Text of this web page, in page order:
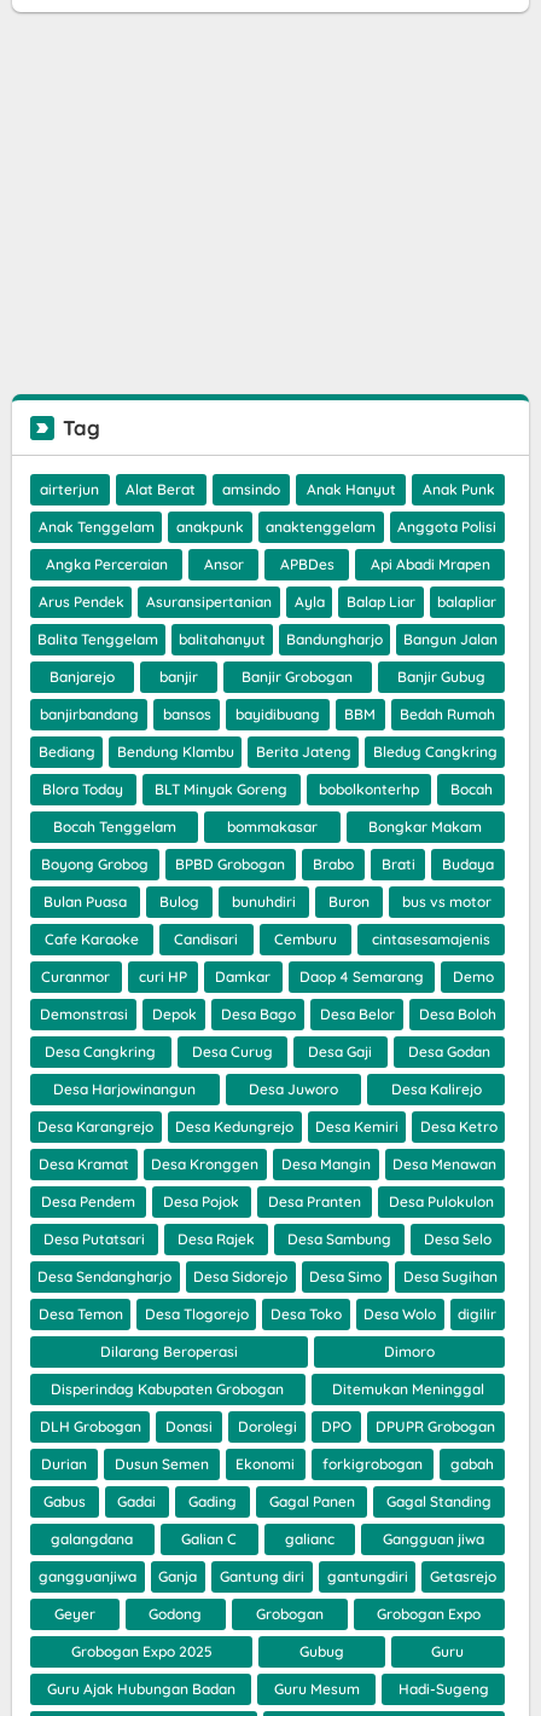
Tag
airterjun Alat Berat amsindo Anak Hanyut Anak Punk
Anak Tenggelam anakpunk anaktenggelam Anggota Polisi
Angka Perceraian Ansor APBDes Api Abadi Mrapen
Arus Pendek Asuransipertanian Ayla Balap Liar balapliar
Balita Tenggelam balitahanyut Bandungharjo Bangun Jalan
Banjarejo banjir Banjir Grobogan Banjir Gubug
banjirbandang bansos bayidibuang BBM Bedah Rumah
Bediang Bendung Klambu Berita Jateng Bledug Cangkring
Blora Today BLT Minyak Goreng bobolkonterhp Bocah
Bocah Tenggelam bommakasar Bongkar Makam
Boyong Grobog BPBD Grobogan Brabo Brati Budaya
Bulan Puasa Bulog bunuhdiri Buron bus vs motor
Cafe Karaoke Candisari Cemburu cintasesamajenis
Curanmor curi HP Damkar Daop 4 Semarang Demo
Demonstrasi Depok Desa Bago Desa Belor Desa Boloh
Desa Cangkring Desa Curug Desa Gaji Desa Godan
Desa Harjowinangun Desa Juworo Desa Kalirejo
Desa Karangrejo Desa Kedungrejo Desa Kemiri Desa Ketro
Desa Kramat Desa Kronggen Desa Mangin Desa Menawan
Desa Pendem Desa Pojok Desa Pranten Desa Pulokulon
Desa Putatsari Desa Rajek Desa Sambung Desa Selo
Desa Sendangharjo Desa Sidorejo Desa Simo Desa Sugihan
Desa Temon Desa Tlogorejo Desa Toko Desa Wolo digilir
Dilarang Beroperasi Dimoro
Disperindag Kabupaten Grobogan Ditemukan Meninggal
DLH Grobogan Donasi Dorolegi DPO DPUPR Grobogan
Durian Dusun Semen Ekonomi forkigrobogan gabah
Gabus Gadai Gading Gagal Panen Gagal Standing
galangdana Galian C galianc Gangguan jiwa
gangguanjiwa Ganja Gantung diri gantungdiri Getasrejo
Geyer Godong Grobogan Grobogan Expo
Grobogan Expo 2025 Gubug Guru
Guru Ajak Hubungan Badan Guru Mesum Hadi-Sugeng